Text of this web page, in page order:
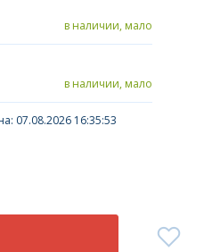
в наличии, мало
в наличии, мало
07.08.2026 16:35:53